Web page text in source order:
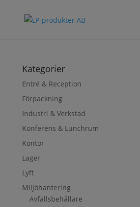
Kategorier
Entré & Reception
Förpackning
Industri & Verkstad
Konferens & Lunchrum
Kontor
Lager
Lyft
Miljöhantering
Avfallsbehållare